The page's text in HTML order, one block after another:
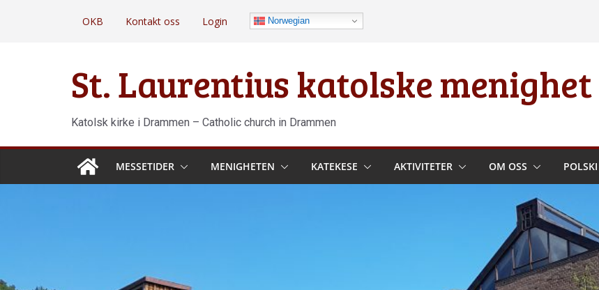
OKB Kontakt oss Login Norwegian
St. Laurentius katolske menighet
Katolsk kirke i Drammen – Catholic church in Drammen
MESSETIDER MENIGHETEN KATEKESE AKTIVITETER OM OSS POLSKI